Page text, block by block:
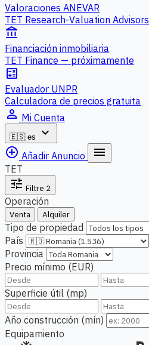
Valoraciones ANEVAR
TET Research-Valuation Advisors
account_balance
Financiación inmobiliaria
TET Finance — próximamente
calculate
Evaluador UNPR
Calculadora de precios gratuita
person_outline Mi Cuenta
🇪🇸 es
expand_more
add_circle_outline Añadir Anuncio menu
TET
tune Filtre 2
Operación
Venta Alquiler
Tipo de propiedad
País
Provincia
Precio mínimo (EUR)
Superficie útil (mp)
Año construcción (mín)
Equipamiento